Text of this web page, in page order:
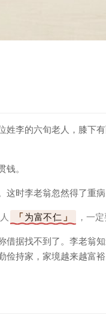
姓李的六旬老人，膝下
。
这时李老翁忽然得了重病
为富不仁 ，一
据找不到了。李老翁
持家，家境越来越富裕